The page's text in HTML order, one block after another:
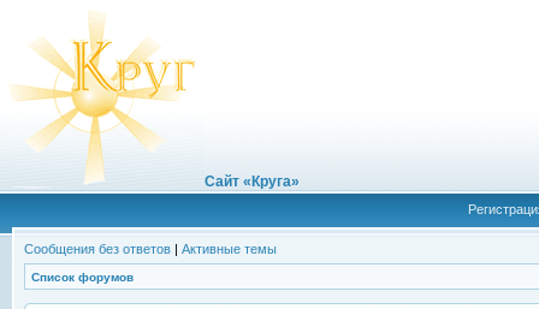
Сайт «Круга»
Сообщения без ответов | Активные темы
Список форумов